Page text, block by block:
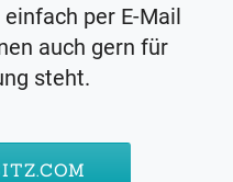
per E-Mail
auch gern für
steht.